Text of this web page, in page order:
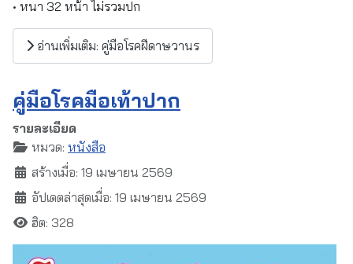
• หนา 32 หน้า ไม่รวมปก
อ่านเพิ่มเติม: คู่มือโรคฝีดาษวานร
คู่มือโรคมือเท้าปาก
รายละเอียด
หมวด: หนังสือ
สร้างเมื่อ: 19 เมษายน 2569
อัปเดตล่าสุดเมื่อ: 19 เมษายน 2569
ฮิต: 328